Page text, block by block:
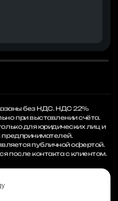
без НДС. НДС 22%
при выставлении счёта.
для юридических лиц и
публичной офертой.
после контакта с клиентом.